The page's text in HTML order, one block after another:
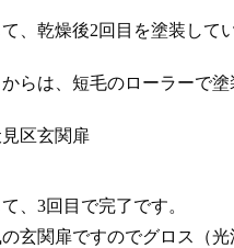
、乾燥後2回目を塗装して
らは、短毛のローラーで塗
、3回目で完了です。
玄関扉ですのでグロス（